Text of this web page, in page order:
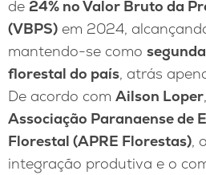
de 24% no Valor Bruto da
(VBPS) em 2024,
mantendo-se como
florestal do país, atrás
De acordo com Ailson Loper
Associação Paranaense de
Florestal (APRE Florestas),
integração produtiva e o